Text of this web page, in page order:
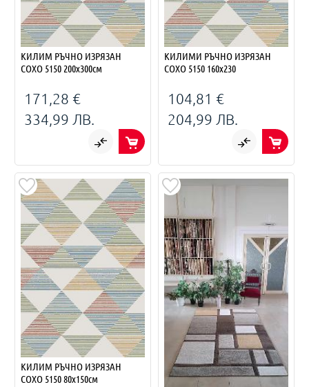
КИЛИМ РЪЧНО ИЗРЯЗАН
СОХО 5150 200х300см
171,28 €
334,99 ЛВ.
КИЛИМИ РЪЧНО ИЗРЯЗАН
СОХО 5150 160х230
104,81 €
204,99 ЛВ.
КИЛИМ РЪЧНО ИЗРЯЗАН
СОХО 5150 80х150см